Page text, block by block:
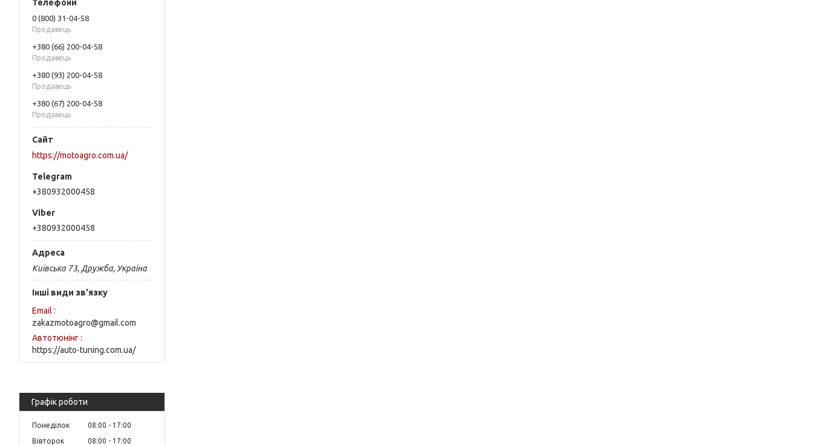
0 (800) 31-04-58
Продавець
+380 (66) 200-04-58
Продавець
+380 (93) 200-04-58
Продавець
+380 (67) 200-04-58
Продавець
https://motoagro.com.ua/
+380932000458
+380932000458
Київська 73, Дружба, Україна
Інші види зв'язку
Email
zakazmotoagro@gmail.com
Автотюнінг
https://auto-tuning.com.ua/
Графік роботи
Понеділок 08:00
17:00
Вівторок
08:00
17:00